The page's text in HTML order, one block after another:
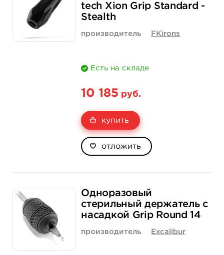
Количество купить купить
tech Xion Grip Standard -
Stealth
производитель FKirons
Есть на складе
10 185 руб.
купить
отложить
Одноразовый
стерильный держатель с
насадкой Grip Round 14
производитель Excalibur